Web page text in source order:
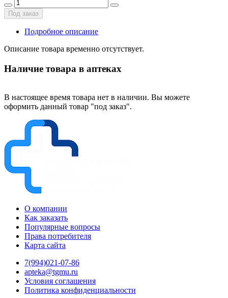
Под заказ
Подробное описание
Описание товара временно отсутствует.
Наличие товара в аптеках
В настоящее время товара нет в наличии. Вы можете
оформить данный товар "под заказ".
О компании
Как заказать
Популярные вопросы
Права потребителя
Карта сайта
7(994)021-07-86
apteka@tgmu.ru
Условия соглашения
Политика конфиденциальности